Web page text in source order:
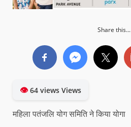
Share this...
👁64 views Views
महिला पतंजलि योग समिति ने किया योगा